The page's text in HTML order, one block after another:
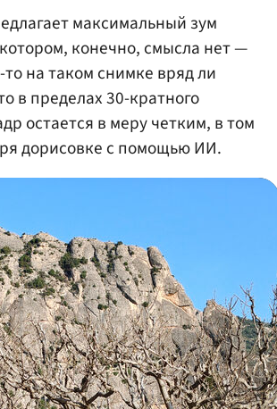
максимальный зум
конечно, смысла нет —
то на таком снимке вряд ли
в пределах 30-кратного
остается в меру четким, в том
дорисовке с помощью ИИ.